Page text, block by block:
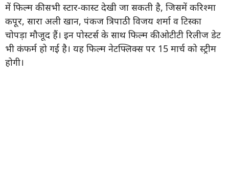
में फिल्म की सभी स्टार-कास्ट देखी जा सकती है, जिसमें करिश्मा
कपूर, सारा अली खान, पंकज त्रिपाठी विजय शर्मा व टिस्का
चोपड़ा मौजूद हैं। इन पोस्टर्स के साथ फिल्म की ओटीटी रिलीज डेट
भी कंफर्म हो गई है। यह फिल्म नेटफ्लिक्स पर 15 मार्च को स्ट्रीम
होगी।